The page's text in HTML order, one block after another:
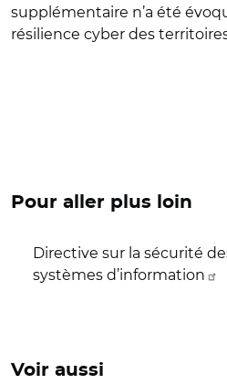
supplémentaire n’a été
résilience cyber des
Pour aller plus loin
Directive sur la sécurité
systèmes d’information
Voir aussi